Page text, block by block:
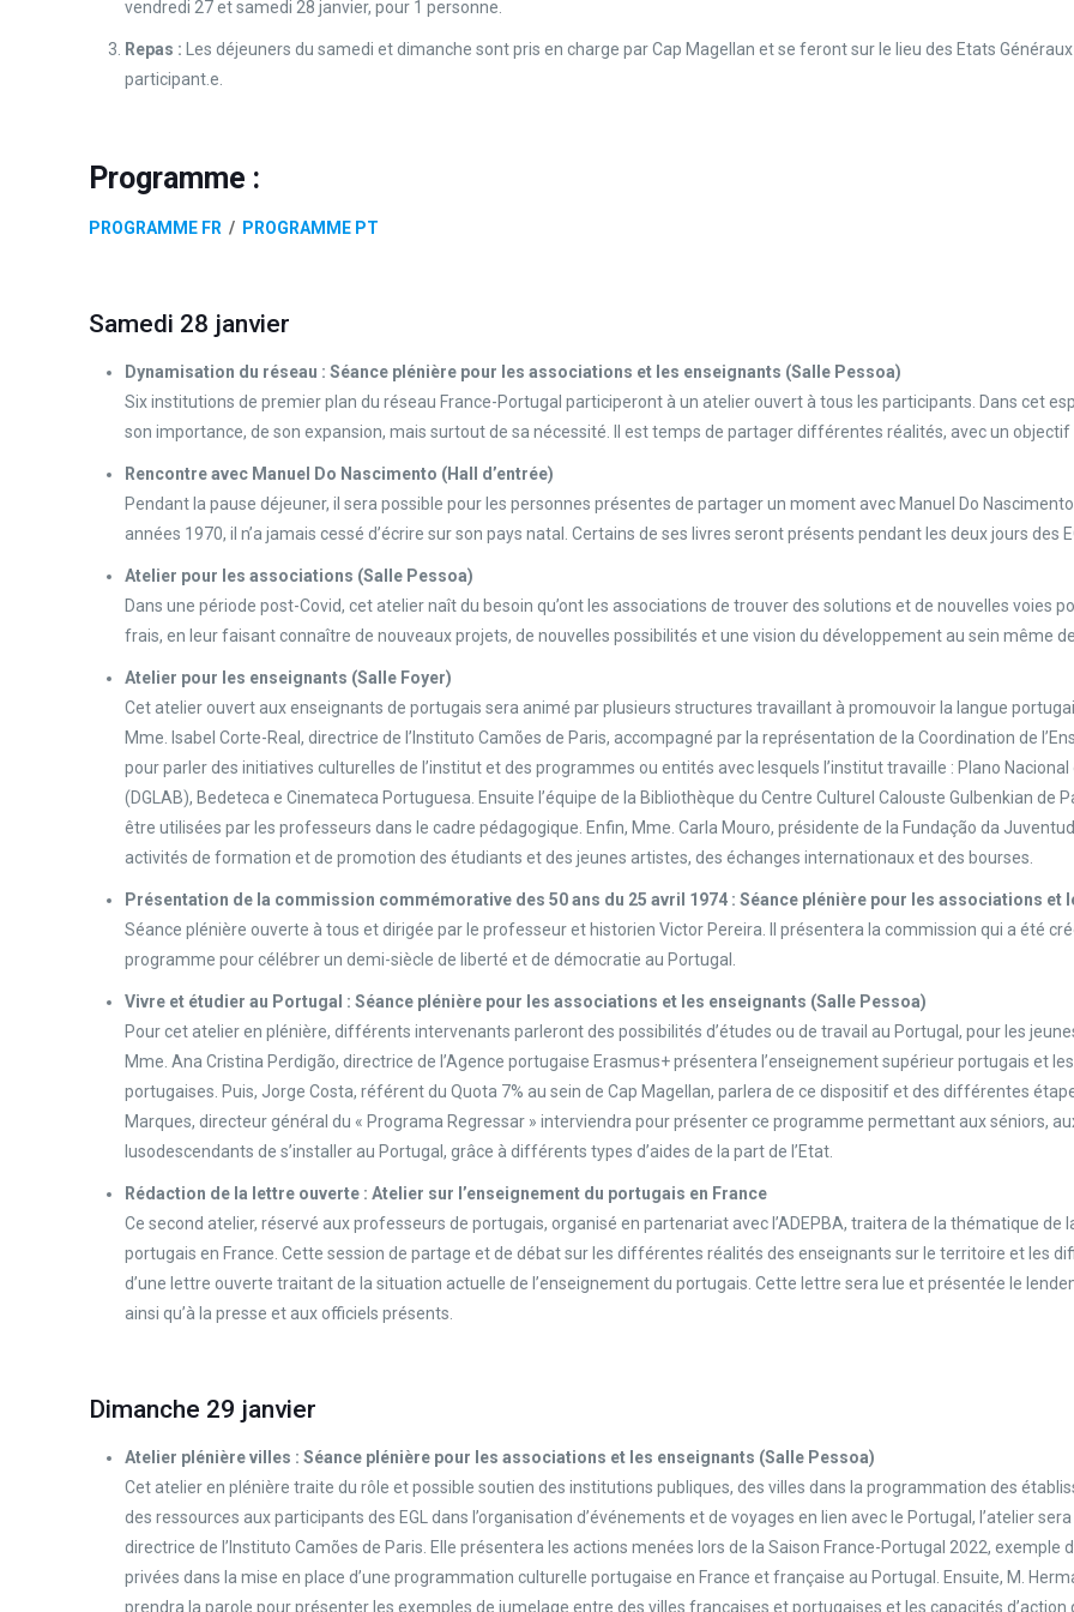
vendredi 27 et samedi 28 janvier, pour 1 personne.
Repas :
Les déjeuners du samedi et dimanche sont pris en charge par Cap Magellan et se feront sur le lieu des Etats
participant.e.
Programme :
PROGRAMME FR / PROGRAMME PT
Samedi 28 janvier
Dynamisation du réseau : Séance plénière pour les associations et les enseignants (Salle Pessoa)
Six institutions de premier plan du réseau France-Portugal participeront à un atelier ouvert à tous les participants. Dans cet
son importance, de son expansion, mais surtout de sa nécessité. Il est temps de partager différentes réalités, avec un
Rencontre avec Manuel Do Nascimento (Hall d’entrée)
Pendant la pause déjeuner, il sera possible pour les personnes présentes de partager un moment avec Manuel Do
années 1970, il n’a jamais cessé d’écrire sur son pays natal. Certains de ses livres seront présents pendant les deux jours des
Atelier pour les associations (Salle Pessoa)
Dans une période post-Covid, cet atelier naît du besoin qu’ont les associations de trouver des solutions et de nouvelles voies
frais, en leur faisant connaître de nouveaux projets, de nouvelles possibilités et une vision du développement au sein même
Atelier pour les enseignants (Salle Foyer)
Cet atelier ouvert aux enseignants de portugais sera animé par plusieurs structures travaillant à promouvoir la langue
Mme. Isabel Corte-Real, directrice de l’Instituto Camões de Paris, accompagné par la représentation de la Coordination de
pour parler des initiatives culturelles de l’institut et des programmes ou entités avec lesquels l’institut travaille : Plano
(DGLAB), Bedeteca e Cinemateca Portuguesa. Ensuite l’équipe de la Bibliothèque du Centre Culturel Calouste Gulbenkian
être utilisées par les professeurs dans le cadre pédagogique. Enfin, Mme. Carla Mouro, présidente de la Fundação da
activités de formation et de promotion des étudiants et des jeunes artistes, des échanges internationaux et des bourses.
Présentation de la commission commémorative des 50 ans du 25 avril 1974 : Séance plénière pour les associations et
Séance plénière ouverte à tous et dirigée par le professeur et historien Victor Pereira. Il présentera la commission qui a été
programme pour célébrer un demi-siècle de liberté et de démocratie au Portugal.
Vivre et étudier au Portugal : Séance plénière pour les associations et les enseignants (Salle Pessoa)
Pour cet atelier en plénière, différents intervenants parleront des possibilités d’études ou de travail au Portugal, pour les
Mme. Ana Cristina Perdigão, directrice de l’Agence portugaise Erasmus+ présentera l’enseignement supérieur portugais et
portugaises. Puis, Jorge Costa, référent du Quota 7% au sein de Cap Magellan, parlera de ce dispositif et des différentes
Marques, directeur général du « Programa Regressar » interviendra pour présenter ce programme permettant aux séniors,
lusodescendants de s’installer au Portugal, grâce à différents types d’aides de la part de l’Etat.
Rédaction de la lettre ouverte : Atelier sur l’enseignement du portugais en France
Ce second atelier, réservé aux professeurs de portugais, organisé en partenariat avec l’ADEPBA, traitera de la thématique de
portugais en France. Cette session de partage et de débat sur les différentes réalités des enseignants sur le territoire et les
d’une lettre ouverte traitant de la situation actuelle de l’enseignement du portugais. Cette lettre sera lue et présentée le
ainsi qu’à la presse et aux officiels présents.
Dimanche 29 janvier
Atelier plénière villes : Séance plénière pour les associations et les enseignants (Salle Pessoa)
Cet atelier en plénière traite du rôle et possible soutien des institutions publiques, des villes dans la programmation des
des ressources aux participants des EGL dans l’organisation d’événements et de voyages en lien avec le Portugal, l’atelier
directrice de l’Instituto Camões de Paris. Elle présentera les actions menées lors de la Saison France-Portugal 2022,
privées dans la mise en place d’une programmation culturelle portugaise en France et française au Portugal. Ensuite, M.
prendra la parole pour présenter les exemples de jumelage entre des villes françaises et portugaises et les capacités